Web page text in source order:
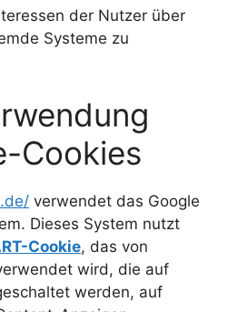
der Nutzer über
Systeme zu
Cookies
verwendet das Google
Dieses System nutzt
Cookie, das von
wird, die auf
werden, auf